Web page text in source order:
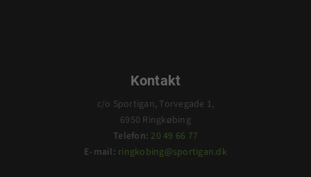
Kontakt
c/o Sportigan, Torvegade 1,
6950 Ringkøbing
Telefon: 20 49 66 77
E-mail: ringkobing@sportigan.dk